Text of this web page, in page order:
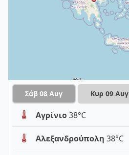
Σάβ 08 Αυγ Κυρ 09 Αυγ
Αγρίνιο38°C
Αλεξανδρούπολη 38°C